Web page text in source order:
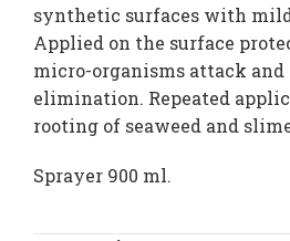
synthetic surfaces with
Applied on the surface
micro-organisms attack
elimination. Repeated
rooting of seaweed and
Sprayer 900 ml.